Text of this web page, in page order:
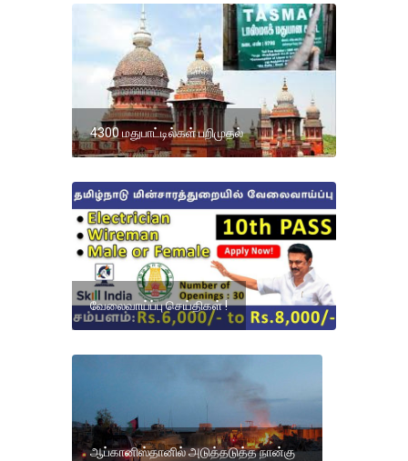
4300 மதுபாட்டில்கள் பறிமுதல்
வேலைவாய்ப்பு செய்திகள் !
ஆப்கானிஸ்தானில் அடுத்தடுத்த நான்கு